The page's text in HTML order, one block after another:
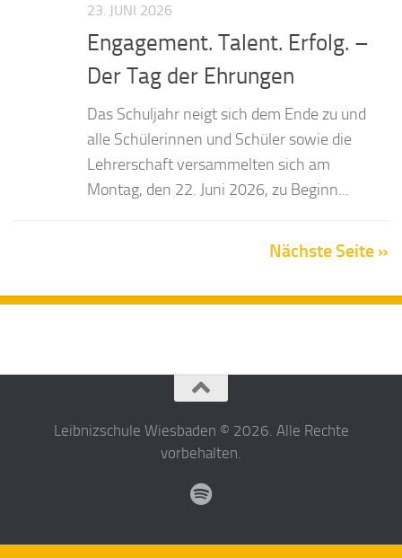
23. JUNI 2026
Engagement. Talent. Erfolg. –
Der Tag der Ehrungen
Das Schuljahr neigt sich dem Ende zu und
alle Schülerinnen und Schüler sowie die
Lehrerschaft versammelten sich am
Montag, den 22. Juni 2026, zu Beginn...
Nächste Seite »
Leibnizschule Wiesbaden © 2026. Alle Rechte
vorbehalten.